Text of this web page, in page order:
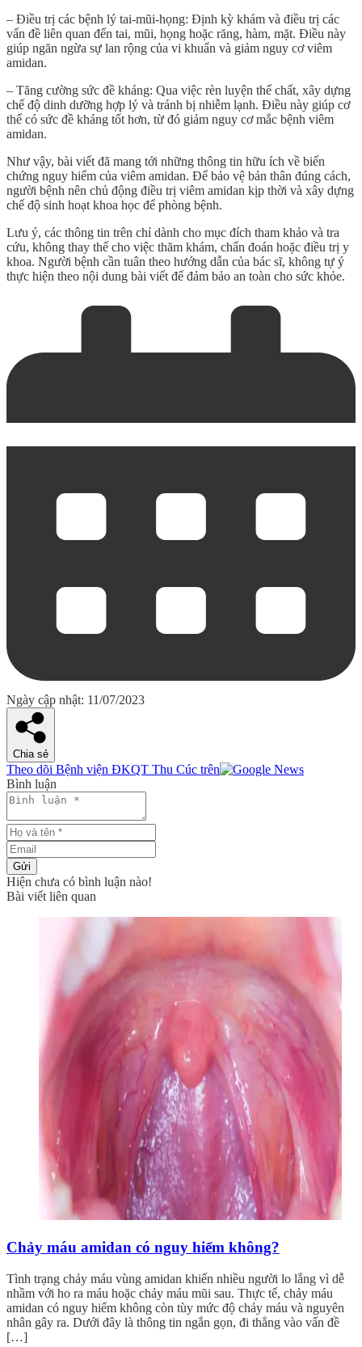
– Điều trị các bệnh lý tai-mũi-họng: Định kỳ khám và điều trị các
vấn đề liên quan đến tai, mũi, họng hoặc răng, hàm, mặt. Điều này
giúp ngăn ngừa sự lan rộng của vi khuẩn và giảm nguy cơ viêm
amidan.
– Tăng cường sức đề kháng: Qua việc rèn luyện thể chất, xây dựng
chế độ dinh dưỡng hợp lý và tránh bị nhiễm lạnh. Điều này giúp cơ
thể có sức đề kháng tốt hơn, từ đó giảm nguy cơ mắc bệnh viêm
amidan.
Như vậy, bài viết đã mang tới những thông tin hữu ích về biến
chứng nguy hiểm của viêm amidan. Để bảo vệ bản thân đúng cách,
người bệnh nên chủ động điều trị viêm amidan kịp thời và xây dựng
chế độ sinh hoạt khoa học để phòng bệnh.
Lưu ý, các thông tin trên chỉ dành cho mục đích tham khảo và tra
cứu, không thay thế cho việc thăm khám, chẩn đoán hoặc điều trị y
khoa. Người bệnh cần tuân theo hướng dẫn của bác sĩ, không tự ý
thực hiện theo nội dung bài viết để đảm bảo an toàn cho sức khỏe.
Ngày cập nhật: 11/07/2023
Chia sẻ
Theo dõi Bệnh viện ĐKQT Thu Cúc trên
Bình luận
Gửi
Hiện chưa có bình luận nào!
Bài viết liên quan
Chảy máu amidan có nguy hiểm không?
Tình trạng chảy máu vùng amidan khiến nhiều người lo lắng vì dễ
nhầm với ho ra máu hoặc chảy máu mũi sau. Thực tế, chảy máu
amidan có nguy hiểm không còn tùy mức độ chảy máu và nguyên
nhân gây ra. Dưới đây là thông tin ngắn gọn, đi thẳng vào vấn đề
[…]